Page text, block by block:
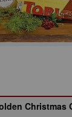
Christmas